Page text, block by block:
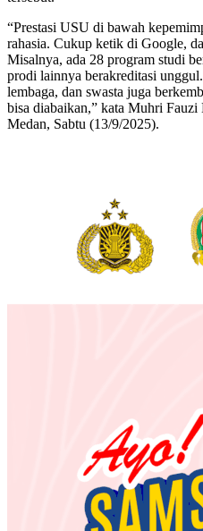
“Prestasi USU di bawah
rahasia. Cukup ketik di Google,
Misalnya, ada 28 program studi
prodi lainnya berakreditasi
lembaga, dan swasta juga
bisa diabaikan,” kata Muhri
Medan, Sabtu (13/9/2025).